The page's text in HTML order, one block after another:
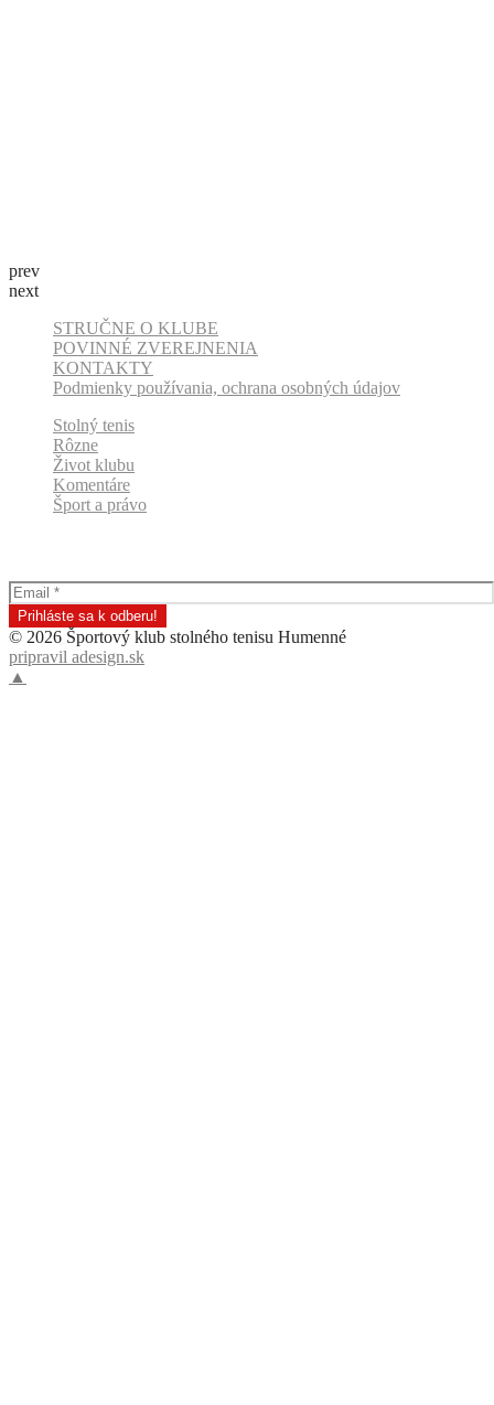
prev
next
STRUČNE O KLUBE
POVINNÉ ZVEREJNENIA
KONTAKTY
Podmienky používania, ochrana osobných údajov
Stolný tenis
Rôzne
Život klubu
Komentáre
Šport a právo
© 2026 Športový klub stolného tenisu Humenné
pripravil adesign.sk
▲